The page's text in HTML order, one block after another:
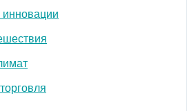
инновации